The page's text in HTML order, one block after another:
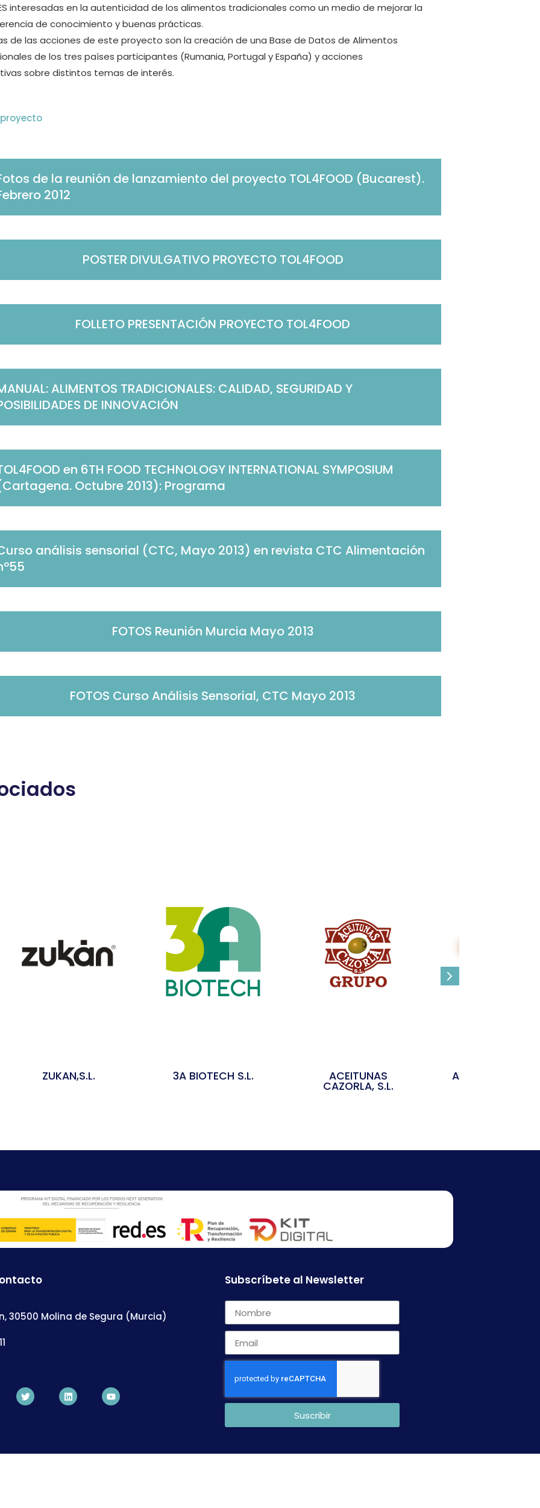
interesadas en la autenticidad de los alimentos tradicionales como un medio de mejorar la
de conocimiento y buenas prácticas.
de las acciones de este proyecto son la creación de una Base de Datos de Alimentos
de los tres países participantes (Rumania, Portugal y España) y acciones
sobre distintos temas de interés.
de la reunión de lanzamiento del proyecto TOL4FOOD (Bucarest).
2012
POSTER DIVULGATIVO PROYECTO TOL4FOOD
FOLLETO PRESENTACIÓN PROYECTO TOL4FOOD
ALIMENTOS TRADICIONALES: CALIDAD, SEGURIDAD Y
DE INNOVACIÓN
en 6TH FOOD TECHNOLOGY INTERNATIONAL SYMPOSIUM
Octubre 2013): Programa
análisis sensorial (CTC, Mayo 2013) en revista CTC Alimentación
FOTOS Reunión Murcia Mayo 2013
FOTOS Curso Análisis Sensorial, CTC Mayo 2013
ZUKAN,S.L. 3A BIOTECH S.L. ACEITUNAS
CAZORLA, S.L.
ACEITUNAS
30500 Molina de Segura (Murcia)
Subscríbete al Newsletter
Suscribir